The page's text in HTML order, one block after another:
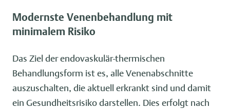
Modernste Venenbehandlung mit
minimalem Risiko
Das Ziel der endovaskulär-thermischen
Behandlungsform ist es, alle Venenabschnitte
auszuschalten, die aktuell erkrankt sind und damit
ein Gesundheitsrisiko darstellen. Dies erfolgt nach